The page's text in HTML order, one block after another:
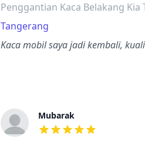
Penggantian Kaca Belakang Kia
Tangerang
Kaca mobil saya jadi kembali,
Mubarak
dari ulasan adalah